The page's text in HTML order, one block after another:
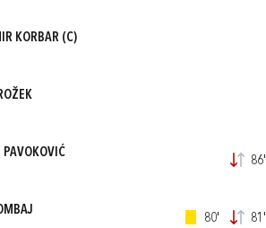
KORBAR (C)
PAVOKOVIĆ
86'
80' 81'